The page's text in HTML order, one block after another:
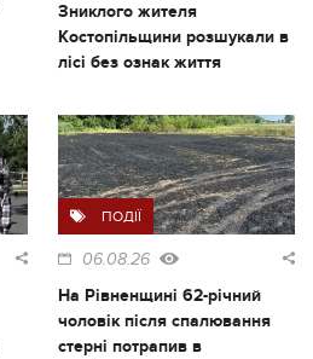
Зниклого жителя
Костопільщини розшукали в
лісі без ознак життя
ПОДІЇ
06.08.26
На Рівненщині 62-річний
чоловік після спалювання
стерні потрапив в